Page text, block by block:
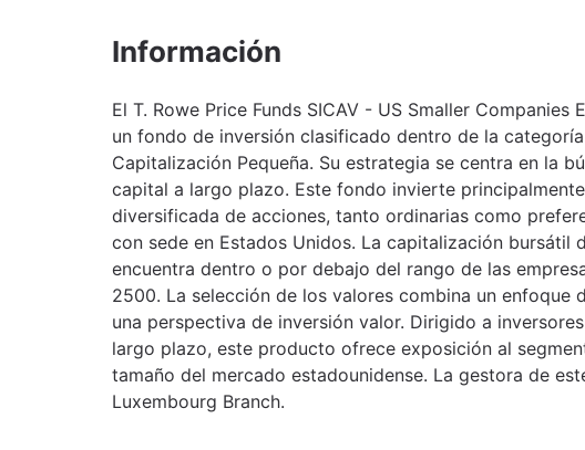
Información
El T. Rowe Price Funds SICAV - US Smaller Companies
un fondo de inversión clasificado dentro de la
Capitalización Pequeña. Su estrategia se centra en la
capital a largo plazo. Este fondo invierte
diversificada de acciones, tanto ordinarias como
con sede en Estados Unidos. La capitalización bursátil
encuentra dentro o por debajo del rango de las
2500. La selección de los valores combina un enfoque
una perspectiva de inversión valor. Dirigido a
largo plazo, este producto ofrece exposición al
tamaño del mercado estadounidense. La gestora de
Luxembourg Branch.